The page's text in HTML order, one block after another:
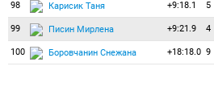
98 Карисик Таня +9:18.1 5
99 Писин Мирлена +9:21.9 4
100 Боровчанин Снежана +18:18.0 9